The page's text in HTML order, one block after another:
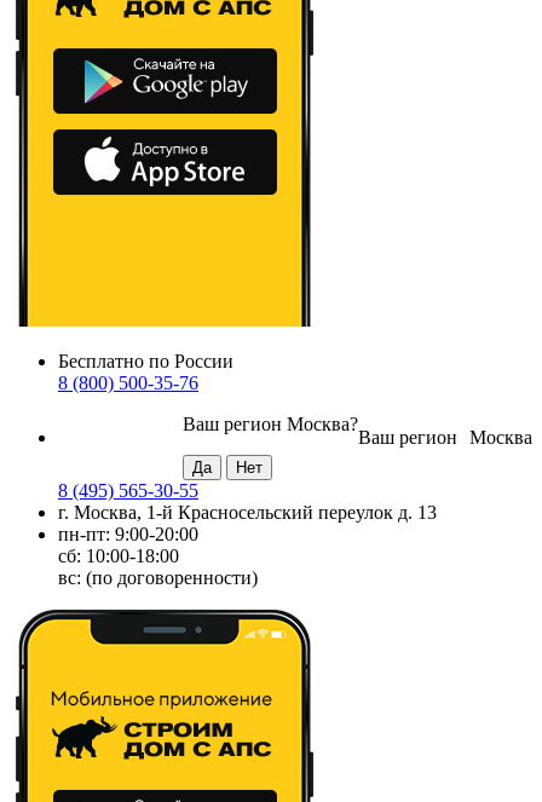
Бесплатно по России
8 (800) 500-35-76
Москва
Ваш регион
Ваш регион Москва?
8 (495) 565-30-55
г. Москва, 1-й Красносельский переулок д. 13
пн-пт: 9:00-20:00
сб: 10:00-18:00
вс: (по договоренности)